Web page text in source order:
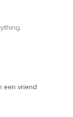
een vriend